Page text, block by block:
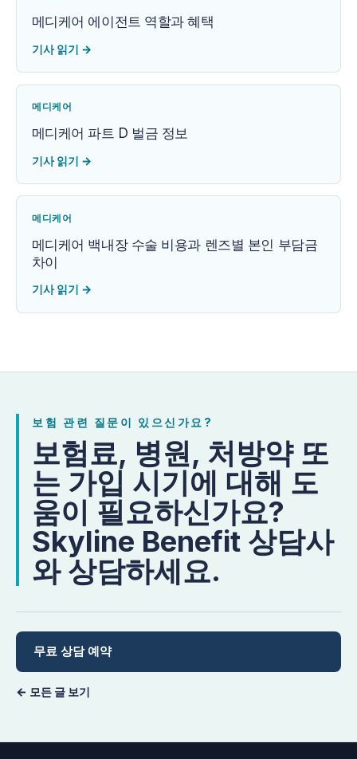
메디케어 에이전트 역할과 혜택
기사 읽기 →
메디케어
메디케어 파트 D 벌금 정보
기사 읽기 →
메디케어
메디케어 백내장 수술 비용과 렌즈별 본인 부담금
차이
기사 읽기 →
보험 관련 질문이 있으신가요?
보험료, 병원, 처방약 또
는 가입 시기에 대해 도
움이 필요하신가요?
Skyline Benefit 상담사
와 상담하세요.
무료 상담 예약
← 모든 글 보기